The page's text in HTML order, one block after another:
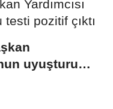
uyuşturucu